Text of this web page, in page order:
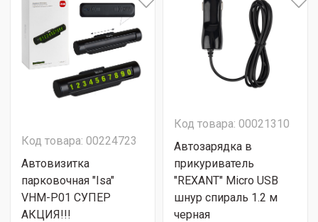
Код товара: 00224723
Автовизитка
парковочная "Isa"
VHM-P01 СУПЕР
АКЦИЯ!!!
Код товара: 00021310
Автозарядка в
прикуриватель
"REXANT" Micro USB
шнур спираль 1.2 м
черная